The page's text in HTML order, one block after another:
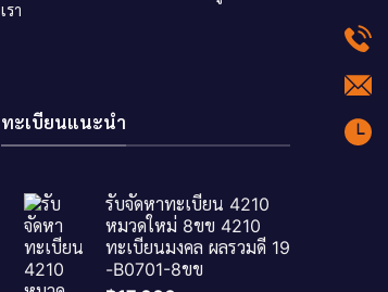
เรา
ทะเบียนแนะนำ
รับจัดหาทะเบียน 4210
หมวดใหม่ 8ขข 4210
ทะเบียนมงคล ผลรวมดี 19
-B0701-8ขข